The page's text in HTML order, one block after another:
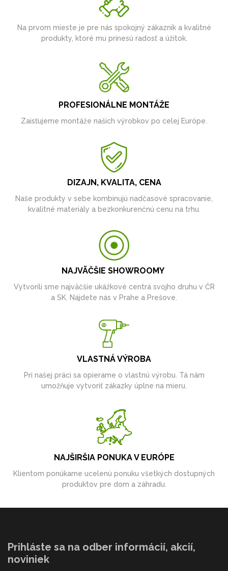
Na prvom mieste je pre nás spokojný zákazník a kvalitné
produkty, ktoré mu prinesú radosť a úžitok.
PROFESIONÁLNE MONTÁŽE
Zaisťujeme montáže našich výrobkov po celej Európe.
DIZAJN, KVALITA, CENA
Naše produkty v sebe kombinujú nadčasové spracovanie,
kvalitné materiály a bezkonkurenčnú cenu na trhu.
NAJVÄČŠIE SHOWROOMY
Vytvorili sme najväčšie ukážkové centrá svojho druhu v ČR
a SK. Nájdete nás v Prahe a Prešove.
VLASTNÁ VÝROBA
Pri našej práci sa opierame o vlastnú výrobu. Tá nám
umožňuje vytvoriť zákazky úplne na mieru.
NAJŠIRŠIA PONUKA V EURÓPE
Klientom ponúkame ucelenú ponuku všetkých dostupných
produktov pre dom a záhradu.
Prihláste sa na odber informácií, akcií,
noviniek